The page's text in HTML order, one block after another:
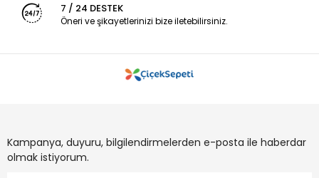
7 / 24 DESTEK
Öneri ve şikayetlerinizi bize iletebilirsiniz.
Kampanya, duyuru, bilgilendirmelerden e-posta ile haberdar
olmak istiyorum.